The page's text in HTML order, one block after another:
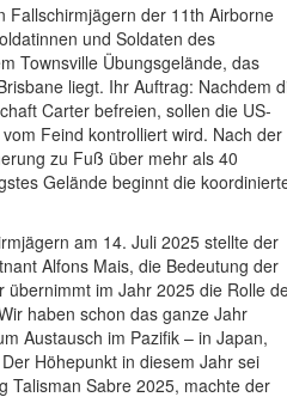
Fallschirmjägern der 11th Airborne
und Soldaten des
Townsville Übungsgelände, das
liegt. Ihr Auftrag: Nachdem
Carter befreien, sollen die US-
Feind kontrolliert wird. Nach der
zu Fuß über mehr als 40
Gelände beginnt die
am 14. Juli 2025 stellte der
Alfons Mais, die Bedeutung der
übernimmt im Jahr 2025 die Rolle
haben schon das ganze Jahr
Austausch im Pazifik – in Japan,
Höhepunkt in diesem Jahr sei
Talisman Sabre 2025, machte der